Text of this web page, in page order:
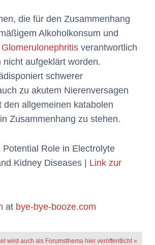
die für den Zusammenhang
Alkoholkonsum und
Glomerulonephritis verantwortlich
nicht aufgeklärt worden.
schwerer
zu akutem Nierenversagen
den allgemeinen katabolen
Zusammenhang zu stehen.
Potential Role in Electrolyte
Kidney Diseases | Link zur
at bye-bye-booze.com
wird auch als Forumsthema hier veröffentlicht »